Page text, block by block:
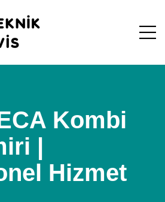
Kombi
|
Hizmet